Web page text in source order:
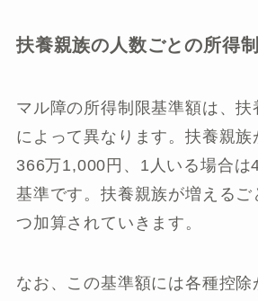
扶養親族の人数ごとの所得
マル障の所得制限基準額は、扶
によって異なります。扶養親族
366万1,000円、1人いる場合は
基準です。扶養親族が増える
つ加算されていきます。
なお、この基準額には各種控除